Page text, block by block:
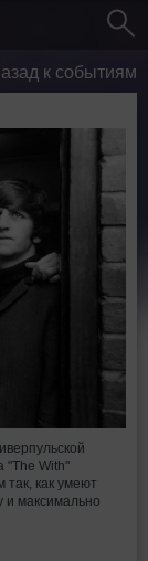
к событиям
"The With"
как умеют
и максимально